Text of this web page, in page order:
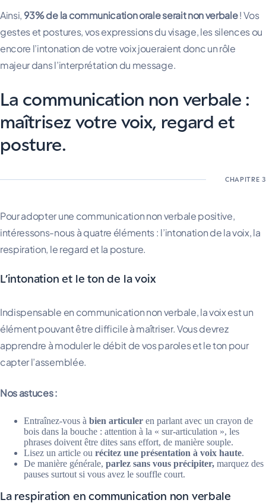
Ainsi, 93% de la communication orale serait non verbale! Vos
gestes et postures, vos expressions du visage, les silences ou
encore l’intonation de votre voix joueraient donc un rôle
majeur dans l’interprétation du message.
La communication non verbale :
maîtrisez votre voix, regard et
posture.
Pour adopter une communication non verbale positive,
intéressons-nous à quatre éléments : l’intonation de la voix, la
respiration, le regard et la posture.
L’intonation et le ton de la voix
Indispensable en communication non verbale, la voix est un
élément pouvant être difficile à maîtriser. Vous devrez
apprendre à moduler le débit de vos paroles et le ton pour
capter l’assemblée.
Nos astuces :
Entraînez-vous à bien articuler en parlant avec un crayon de
bois dans la bouche : attention à la « sur-articulation », les
phrases doivent être dites sans effort, de manière souple.
Lisez un article ou récitez une présentation à voix haute.
De manière générale, parlez sans vous précipiter, marquez des
pauses surtout si vous avez le souffle court.
La respiration en communication non verbale